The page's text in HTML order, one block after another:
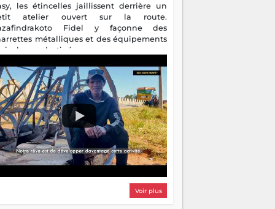
les étincelles jaillissent derrière un
atelier ouvert sur la route.
Fidel y façonne des
métalliques et des équipements
destinés aux campagnes
il perpétue un métier discret mais
Voir plus